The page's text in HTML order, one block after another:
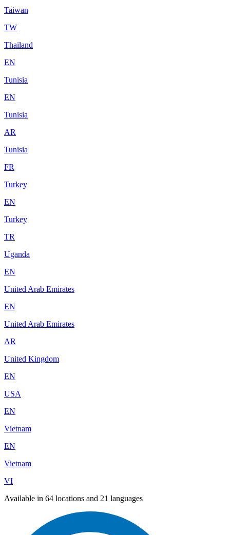
Taiwan
TW
Thailand
EN
Tunisia
EN
Tunisia
AR
Tunisia
FR
Turkey
EN
Turkey
TR
Uganda
EN
United Arab Emirates
EN
United Arab Emirates
AR
United Kingdom
EN
USA
EN
Vietnam
EN
Vietnam
VI
Available in 64 locations and 21 languages